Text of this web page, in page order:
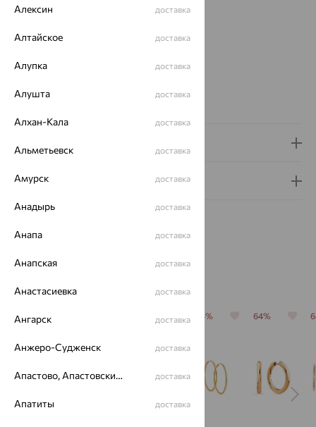
Проба:585
Вид вставки:
Бренд:SOKOLOV
Вес металла:
Гарантия и возврат
64% 64% 64%
Алексин доставка
Алтайское доставка
Алупка доставка
Алушта доставка
Алхан-Кала доставка
Альметьевск доставка
Амурск доставка
Анадырь доставка
Анапа доставка
Анапская доставка
Анастасиевка доставка
Ангарск доставка
Анжеро-Судженск доставка
Апастово, Апастовский район доставка
Апатиты доставка